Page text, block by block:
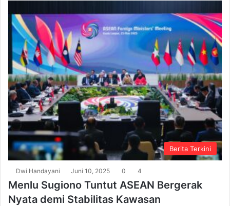
Berita Terkini
Dwi Handayani Juni 10, 2025 0 4
Menlu Sugiono Tuntut ASEAN Bergerak
Nyata demi Stabilitas Kawasan